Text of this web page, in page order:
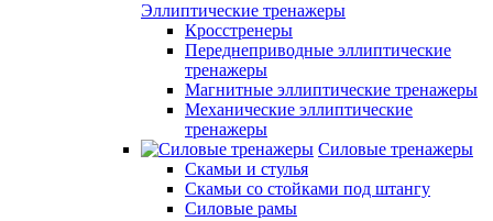
Эллиптические тренажеры
Кросстренеры
Переднеприводные эллиптические
тренажеры
Магнитные эллиптические тренажеры
Механические эллиптические
тренажеры
Силовые тренажеры
Скамьи и стулья
Скамьи со стойками под штангу
Силовые рамы